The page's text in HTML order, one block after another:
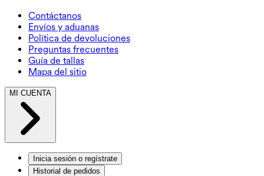
Contáctanos
Envíos y aduanas
Política de devoluciones
Preguntas frecuentes
Guía de tallas
Mapa del sitio
MI CUENTA
Inicia sesión o regístrate
Historial de pedidos